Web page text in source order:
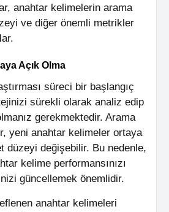
anahtar kelimelerin arama
ve diğer önemli metrikler
Açık Olma
süreci bir başlangıç
sürekli olarak analiz edip
gerekmektedir. Arama
yeni anahtar kelimeler ortaya
düzeyi değişebilir. Bu nedenle,
kelime performansınızı
güncellemek önemlidir.
anahtar kelimeleri